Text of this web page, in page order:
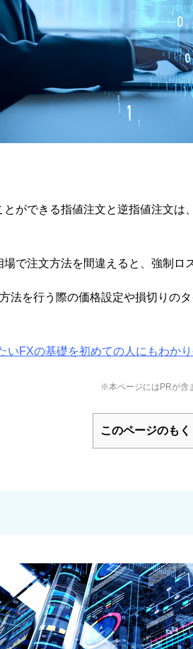
ができる指値注文と逆指値注文は、
で注文方法を間違えると、強制ロ
法を行う際の価格設定や損切りの
いFXの基礎を初めての人にもわか
※本ページにはPRが含
このページのもく